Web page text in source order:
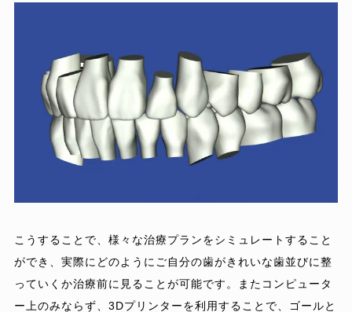
こうすることで、様々な治療プランをシミュレートすること
ができ、実際にどのようにご自分の歯がきれいな歯並びに整
っていくか治療前に見ることが可能です。またコンピュータ
ー上のみならず、3Dプリンターを利用することで、ゴールと